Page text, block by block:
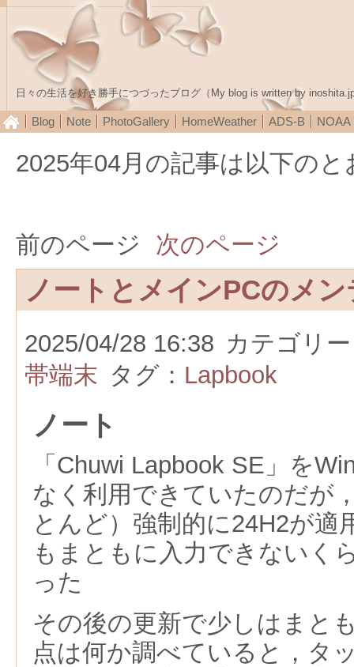
日々の生活を好き勝手につづったブログ（My blog is written by
Blog Note PhotoGallery HomeWeather ADS-B NOAA
2025年04月の記事は以下の
前のページ 次のページ
ノートとメインPCのメ
2025/04/28 16:38 カテゴリ
帯端末 タグ： Lapbook
ノート
「Chuwi Lapbook SE」を
なく利用できていたのだが
とんど）強制的に24H2が適
もまともに入力できないく
った
その後の更新で少しはまと
点は何か調べていると，タ